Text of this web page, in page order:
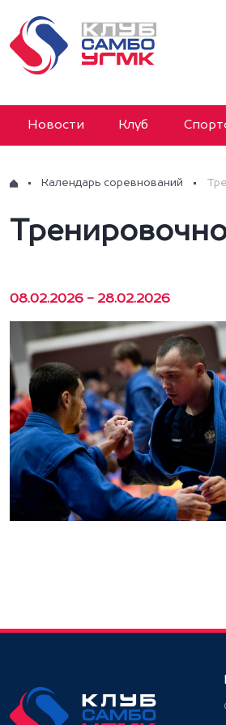
Новости Клуб
Календарь соревнований
08.02.2026 - 28.02.2026